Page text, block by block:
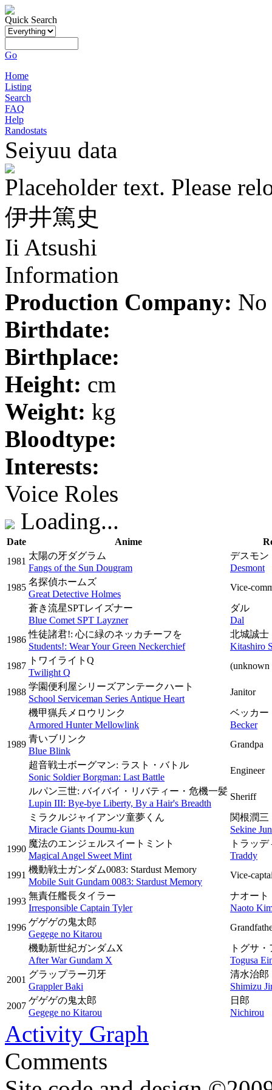
Quick Search
Go
Home
Listing
Search
FAQ
Help
Randostats
Seiyuu data
Placeholder text. Please
伊井篤史
Ii Atsushi
Information
Production Company: No
Birthdate:
Birthplace:
Height: cm
Weight: kg
Bloodtype:
Interests:
Voice Roles
Loading...
Date Anime
1981
太陽の牙ダグラム
Fangs of the Sun Dougram
デスモン
Desmont
1985
名探偵ホームズ
Great Detective Holmes
Vice-
蒼き流星SPTレイズナー
Blue Comet SPT Layzner
ダル
Dal
1986
性徒諸君!: 心に緑のネッカチーフを
Students!: Wear Your Green Neckerchief
北城誠士
Kitashiro
1987
トワイライトQ
Twilight Q
1988
学園便利屋シリーズアンテークハート
School Serviceman Series Antique Heart
Janitor
機甲猟兵メロウリンク
Armored Hunter Mellowlink
ベッカー
Becker
1989
青いブリンク
Blue Blink
Grandpa
超音戦士ボーグマン: ラスト・バトル
Sonic Soldier Borgman: Last Battle
Engineer
ルパン三世: バイバイ・リバティー・危機一髪
Lupin III: Bye-bye Liberty, By a Hair's Breadth
Sheriff
ミラクルジャイアンツ童夢くん
Miracle Giants Doumu-kun
関根潤三
Sekine
1990
魔法のエンジェルスイートミント
Magical Angel Sweet Mint
トラッ
Traddy
1991
機動戦士ガンダム0083: Stardust Memory
Mobile Suit Gundam 0083: Stardust Memory
Vice-
1993
無責任艦長タイラー
Irresponsible Captain Tyler
ナオート
Naoto
1996
ゲゲゲの鬼太郎
Gegege no Kitarou
機動新世紀ガンダムX
After War Gundam X
トグサ
Togusa
2001
グラップラー刃牙
Grappler Baki
清水治郎
Shimizu
2007
ゲゲゲの鬼太郎
Gegege no Kitarou
日郎
Nichirou
Activity Graph
Comments